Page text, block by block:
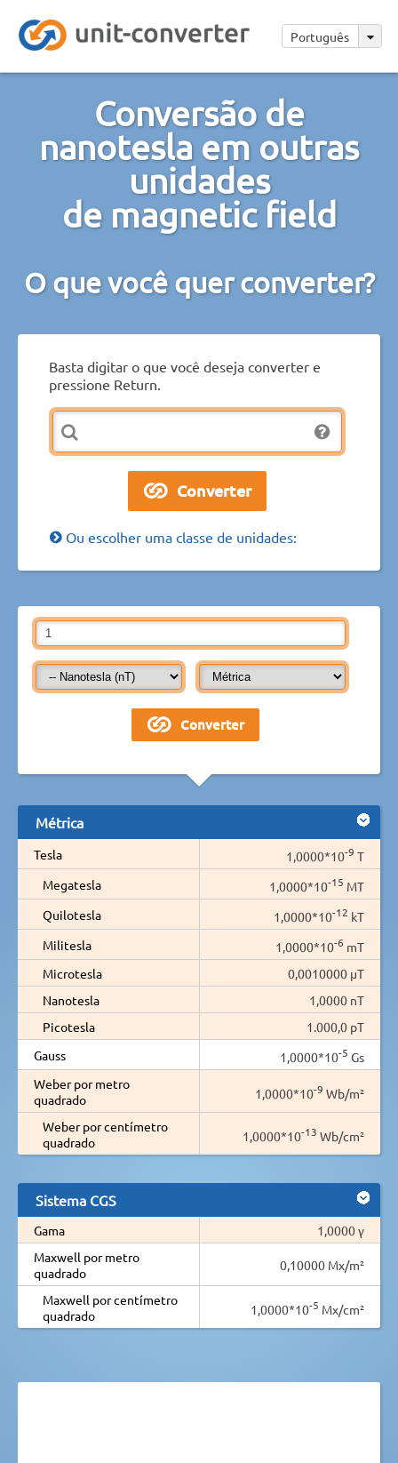
Português
Conversão de
nanotesla em outras
unidades
de magnetic field
O que você quer converter?
Basta digitar o que você deseja converter e
pressione Return.
Ou escolher uma classe de unidades:
Métrica
Tesla 1,0000*10-9 T
Megatesla
1,0000*10-15 MT
Quilotesla
1,0000*10-12 kT
Militesla
1,0000*10-6 mT
Microtesla
0,0010000 µT
Nanotesla
1,0000 nT
Picotesla
1.000,0 pT
Gauss
1,0000*10-5 Gs
Weber por metro
quadrado
1,0000*10-9 Wb/m²
Weber por centímetro
quadrado
1,0000*10-13 Wb/cm²
Sistema CGS
Gama
1,0000 γ
Maxwell por metro
quadrado
0,10000 Mx/m²
Maxwell por centímetro
quadrado
1,0000*10-5 Mx/cm²